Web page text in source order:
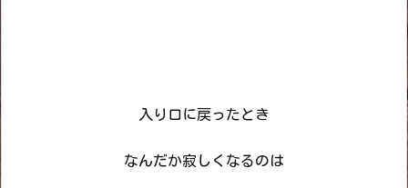
入り口に戻ったとき
なんだか寂しくなるのは